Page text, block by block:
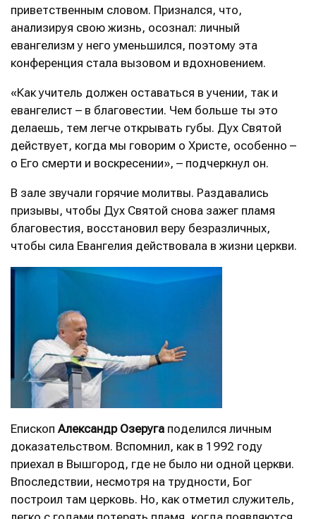
приветственным словом. Признался, что,
анализируя свою жизнь, осознал: личный
евангелизм у него уменьшился, поэтому эта
конференция стала вызовом и вдохновением.
«Как учитель должен оставаться в учении, так и
евангелист – в благовестии. Чем больше ты это
делаешь, тем легче открывать губы. Дух Святой
действует, когда мы говорим о Христе, особенно –
о Его смерти и воскресении», – подчеркнул он.
В зале звучали горячие молитвы. Раздавались
призывы, чтобы Дух Святой снова зажег пламя
благовестия, восстановил веру безразличных,
чтобы сила Евангелия действовала в жизни церкви.
Епископ Александр Озеруга поделился личным
доказательством. Вспомнил, как в 1992 году
приехал в Вышгород, где не было ни одной церкви.
Впоследствии, несмотря на трудности, Бог
построил там церковь. Но, как отметил служитель,